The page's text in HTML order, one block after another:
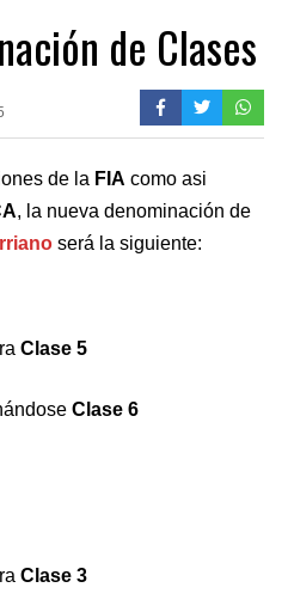
de Clases
de la FIA como asi
, la nueva denominación de
será la siguiente:
Clase 5
Clase 6
Clase 3